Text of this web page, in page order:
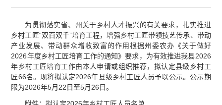
为贯彻落实省、州关于乡村人才振兴的有关要求，扎实推进
乡村工匠“双百双千”培育工程，增强乡村工匠带领技艺传承、带动
产业发展、带动群众增收致富的作用根据州委农办《关于做好
2026年度乡村工匠培育工作的通知》要求，为有效推进我县2026
年乡村工匠培育工作由本人申请或组织推荐，拟认定县级乡村工
匠66名。现将拟认定2026年县级乡村工匠人员予以公示。公示期
限为2026年5月22日至5月26日。